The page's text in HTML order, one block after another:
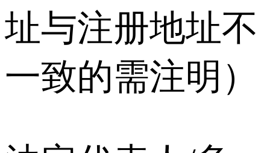
址与注册地址不
一致的需注明）